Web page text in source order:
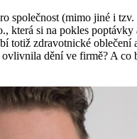
společnost (mimo jiné i tzv.
která si na pokles poptávky
totiž zdravotnické oblečení
dění ve firmě? A co